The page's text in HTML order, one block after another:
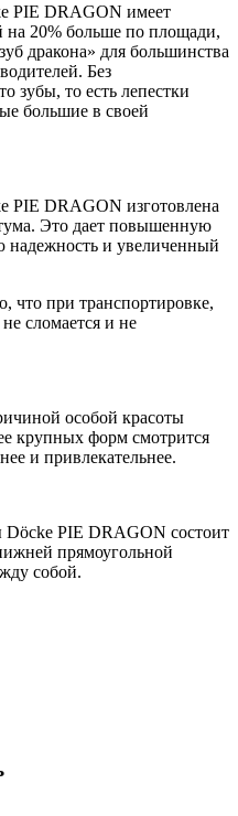
PIE DRAGON имеет
20% больше по площади,
дракона» для большинства
Без
зубы, то есть лепестки
большие в своей
PIE DRAGON изготовлена
Это дает повышенную
надежность и увеличенный
что при транспортировке,
сломается и не
особой красоты
крупных форм смотрится
и привлекательнее.
PIE DRAGON состоит
прямоугольной
собой.